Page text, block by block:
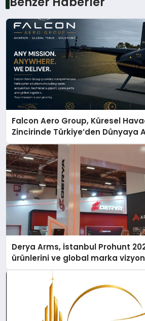
Falcon Aero Group, Küresel
Zincirinde Türkiye’den Dünyaya
Derya Arms, İstanbul Prohunt
ürünlerini ve global marka